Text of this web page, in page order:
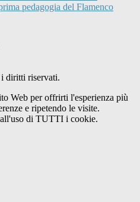
pedagogia del Flamenco
diritti riservati.
Web per offrirti l'esperienza più
e ripetendo le visite.
di TUTTI i cookie.